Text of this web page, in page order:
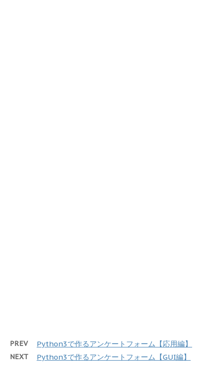
PREV Python3で作るアンケートフォーム【応用編】
NEXT Python3で作るアンケートフォーム【GUI編】